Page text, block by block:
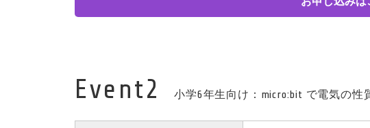
Event2 小学6年生向け：micro:bit で電気の性